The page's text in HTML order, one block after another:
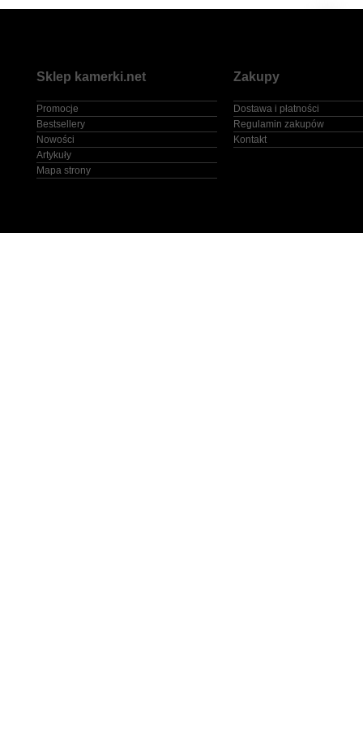
Sklep kamerki.net
Promocje
Bestsellery
Nowości
Artykuły
Mapa strony
Zakupy
Dostawa i płatności
Regulamin zakupów
Kontakt